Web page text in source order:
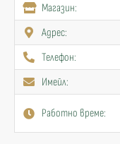
Mагазин:
Адрес:
Телефон:
Имейл:
Работно време: